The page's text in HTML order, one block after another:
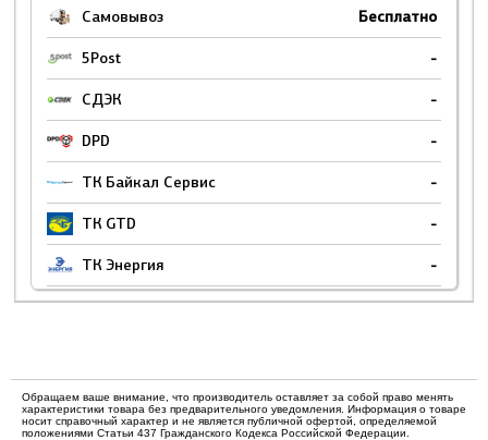
Самовывоз Бесплатно
5Post -
СДЭК -
DPD -
ТК Байкал Сервис -
ТК GTD -
ТК Энергия -
Обращаем ваше внимание, что производитель оставляет за собой право менять
характеристики товара без предварительного уведомления. Информация о товаре
носит справочный характер и не является публичной офертой, определяемой
положениями Статьи 437 Гражданского Кодекса Российской Федерации.